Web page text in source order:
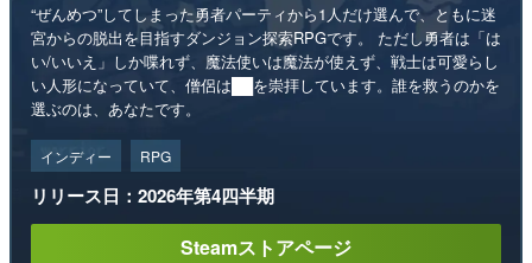
“ぜんめつ”してしまった勇者パーティから1人だけ選んで、ともに迷
宮からの脱出を目指すダンジョン探索RPGです。 ただし勇者は「は
い/いいえ」しか喋れず、魔法使いは魔法が使えず、戦士は可愛らし
い人形になっていて、僧侶は██を崇拝しています。誰を救うのかを
選ぶのは、あなたです。
インディー RPG
リリース日：2026年第4四半期
Steamストアページ